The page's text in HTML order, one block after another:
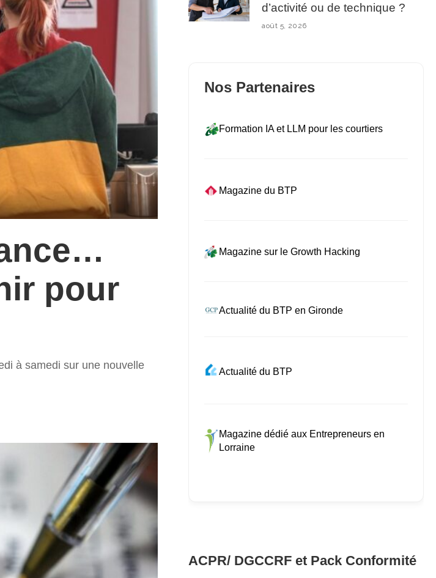
pour
à samedi sur une nouvelle
d’activité ou de technique ?
août 5, 2026
Nos Partenaires
Formation IA et LLM pour les courtiers
Magazine du BTP
Magazine sur le Growth Hacking
Actualité du BTP en Gironde
Actualité du BTP
Magazine dédié aux Entrepreneurs en
Lorraine
ACPR/ DGCCRF et Pack Conformité